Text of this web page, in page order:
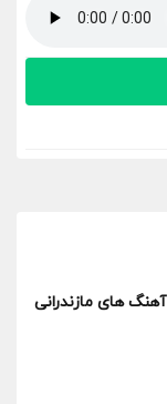
آهنگ های مازندرانی